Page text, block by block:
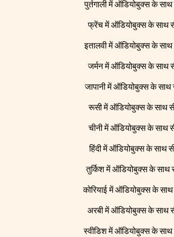
पुर्तगाली में ऑडियोबुक्स के
फ्रेंच में ऑडियोबुक्स के साथ
इतालवी में ऑडियोबुक्स के
जर्मन में ऑडियोबुक्स के साथ
जापानी में ऑडियोबुक्स के साथ
रूसी में ऑडियोबुक्स के साथ
चीनी में ऑडियोबुक्स के साथ
हिंदी में ऑडियोबुक्स के साथ
तुर्किश में ऑडियोबुक्स के साथ
कोरियाई में ऑडियोबुक्स के
अरबी में ऑडियोबुक्स के साथ
स्वीडिश में ऑडियोबुक्स के